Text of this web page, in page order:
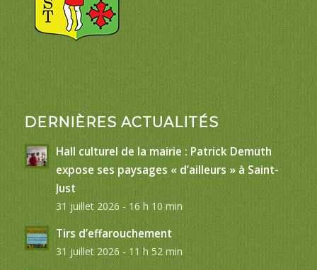
DERNIÈRES ACTUALITÉS
Hall culturel de la mairie : Patrick Demuth
expose ses paysages « d’ailleurs » à Saint-
Just
31 juillet 2026 - 16 h 10 min
Tirs d’effarouchement
31 juillet 2026 - 11 h 52 min